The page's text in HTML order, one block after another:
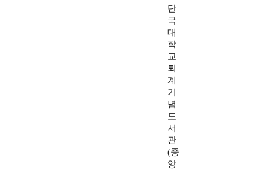
단
국
대
학
교
퇴
계
기
념
도
서
관
(중
앙